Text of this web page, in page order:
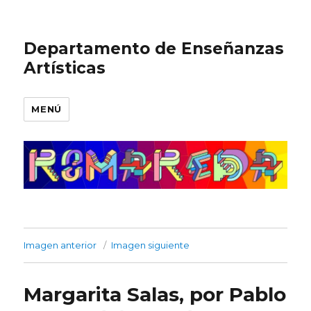
Departamento de Enseñanzas
Artísticas
MENÚ
Imagen anterior Imagen siguiente
Margarita Salas, por Pablo